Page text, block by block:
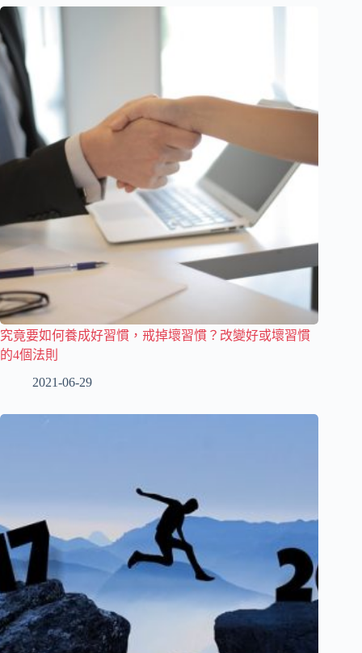
究竟要如何養成好習慣，戒掉壞習慣？改變好或壞習慣
的4個法則
2021-06-29